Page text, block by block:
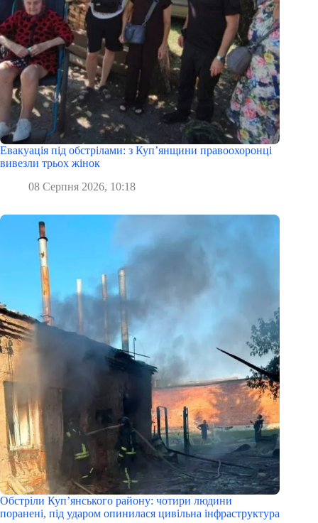
Евакуація під обстрілами: з Куп’янщини правоохоронці
вивезли трьох жінок
08 Серпня 2026, 10:18
Обстріли Куп’янського району: чотири людини
поранені, під ударом опинилася цивільна інфраструктура